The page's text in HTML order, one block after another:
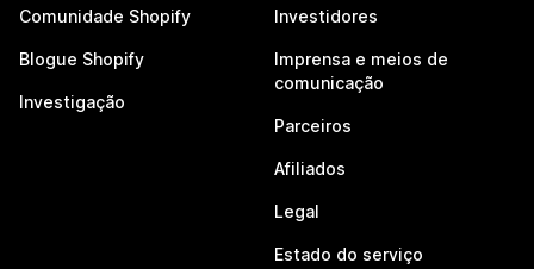
Comunidade Shopify
Blogue Shopify
Investigação
Investidores
Imprensa e meios de
comunicação
Parceiros
Afiliados
Legal
Estado do serviço